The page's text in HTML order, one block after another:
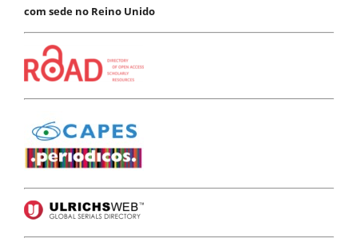
com sede no Reino Unido